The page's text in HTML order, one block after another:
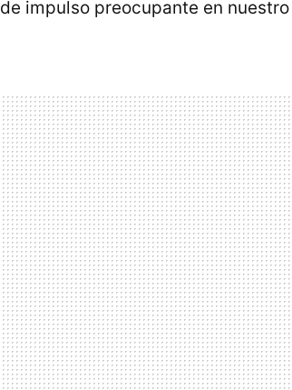
de impulso preocupante en